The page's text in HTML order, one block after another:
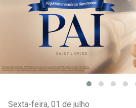
Sexta-feira, 01 de julho